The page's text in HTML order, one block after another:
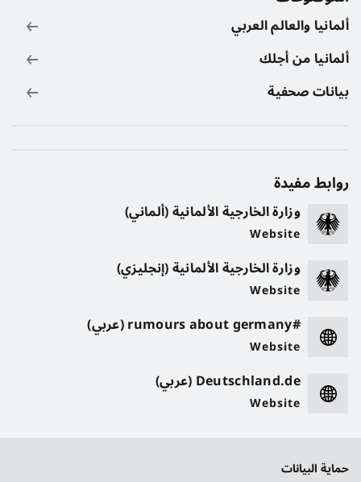
ألمانيا والعالم العربي
ألمانيا من أجلك
بيانات صحفية
روابط مفيدة
وزارة الخارجية الألمانية (ألماني)
Website
وزارة الخارجية الألمانية (إنجليزي)
Website
#rumours about germany (عربي)
Website
Deutschland.de (عربي)
Website
حماية البيانات